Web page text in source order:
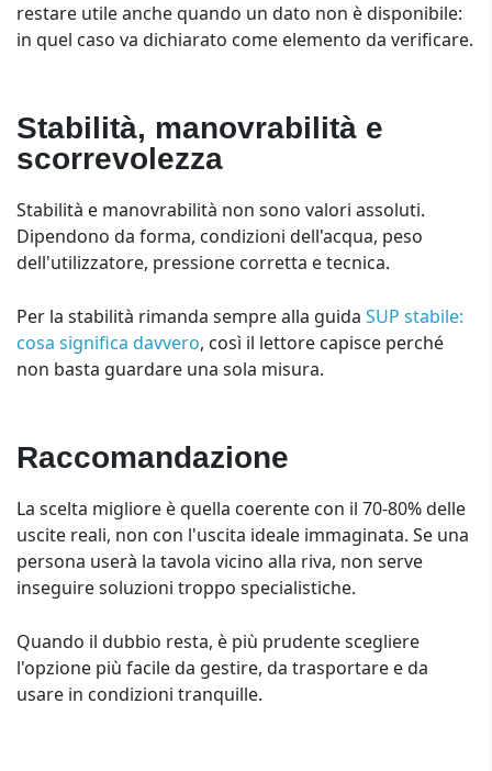
restare utile anche quando un dato non è disponibile:
in quel caso va dichiarato come elemento da verificare.
Stabilità, manovrabilità e
scorrevolezza
Stabilità e manovrabilità non sono valori assoluti.
Dipendono da forma, condizioni dell'acqua, peso
dell'utilizzatore, pressione corretta e tecnica.
Per la stabilità rimanda sempre alla guida SUP stabile:
cosa significa davvero, così il lettore capisce perché
non basta guardare una sola misura.
Raccomandazione
La scelta migliore è quella coerente con il 70-80% delle
uscite reali, non con l'uscita ideale immaginata. Se una
persona userà la tavola vicino alla riva, non serve
inseguire soluzioni troppo specialistiche.
Quando il dubbio resta, è più prudente scegliere
l'opzione più facile da gestire, da trasportare e da
usare in condizioni tranquille.